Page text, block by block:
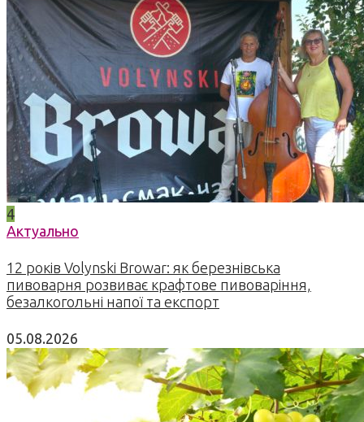
4
Актуально
12 років Volynski Browar: як березнівська
пивоварня розвиває крафтове пивоваріння,
безалкогольні напої та експорт
05.08.2026